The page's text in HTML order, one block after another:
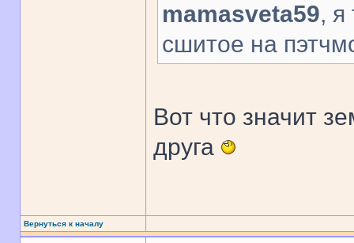
mamasveta59, я
сшитое на
Вот что значит
друга
Вернуться к началу